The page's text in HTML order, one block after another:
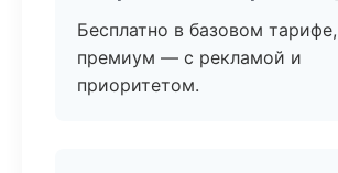
Бесплатно в базовом тарифе,
премиум — с рекламой и
приоритетом.